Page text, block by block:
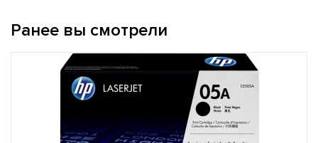
Ранее вы смотрели